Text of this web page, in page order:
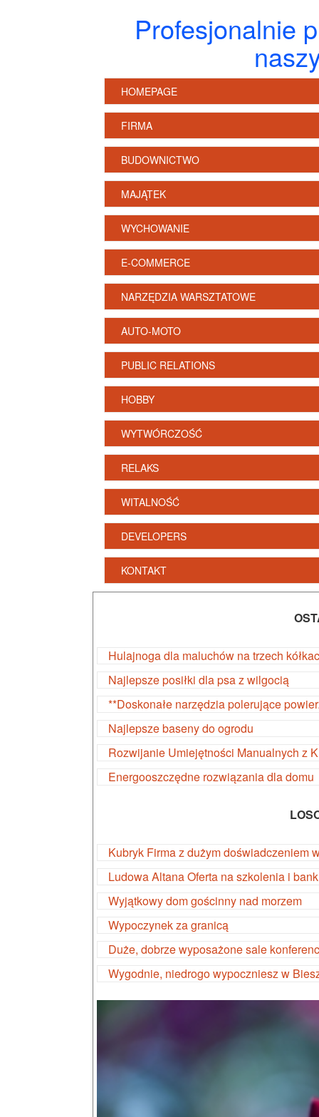
Profesjonalnie
HOMEPAGE
FIRMA
BUDOWNICTWO
MAJĄTEK
WYCHOWANIE
E-COMMERCE
NARZĘDZIA WARSZTATOWE
AUTO-MOTO
PUBLIC RELATIONS
HOBBY
WYTWÓRCZOŚĆ
RELAKS
WITALNOŚĆ
DEVELOPERS
KONTAKT
Hulajnoga dla maluchów na trzech
Najlepsze posiłki dla psa z wilgocią
**Doskonałe narzędzia polerujące
Najlepsze baseny do ogrodu
Rozwijanie Umiejętności Manualnych z
Energooszczędne rozwiązania dla domu
Kubryk Firma z dużym doświadczeniem
Ludowa Altana Oferta na szkolenia i
Wyjątkowy dom gościnny nad morzem
Wypoczynek za granicą
Duże, dobrze wyposażone sale
Wygodnie, niedrogo wypoczniesz w